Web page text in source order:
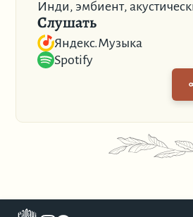
Инди, эмбиент,
Слушать
Яндекс.Музыка
Spotify